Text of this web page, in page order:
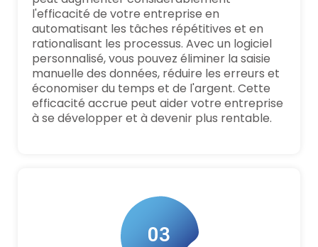
l'efficacité de votre entreprise en
automatisant les tâches répétitives et en
rationalisant les processus. Avec un logiciel
personnalisé, vous pouvez éliminer la saisie
manuelle des données, réduire les erreurs et
économiser du temps et de l'argent. Cette
efficacité accrue peut aider votre entreprise
à se développer et à devenir plus rentable.
03